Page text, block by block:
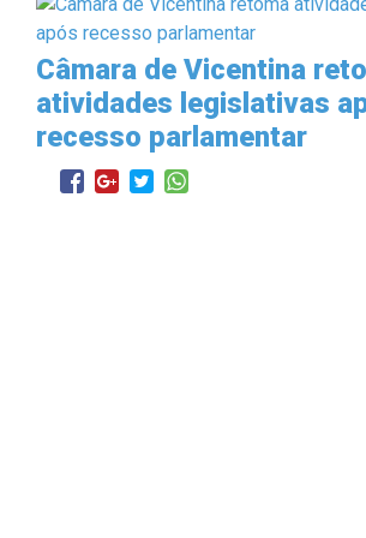
Câmara de Vicentina
atividades legislativas
recesso parlamentar